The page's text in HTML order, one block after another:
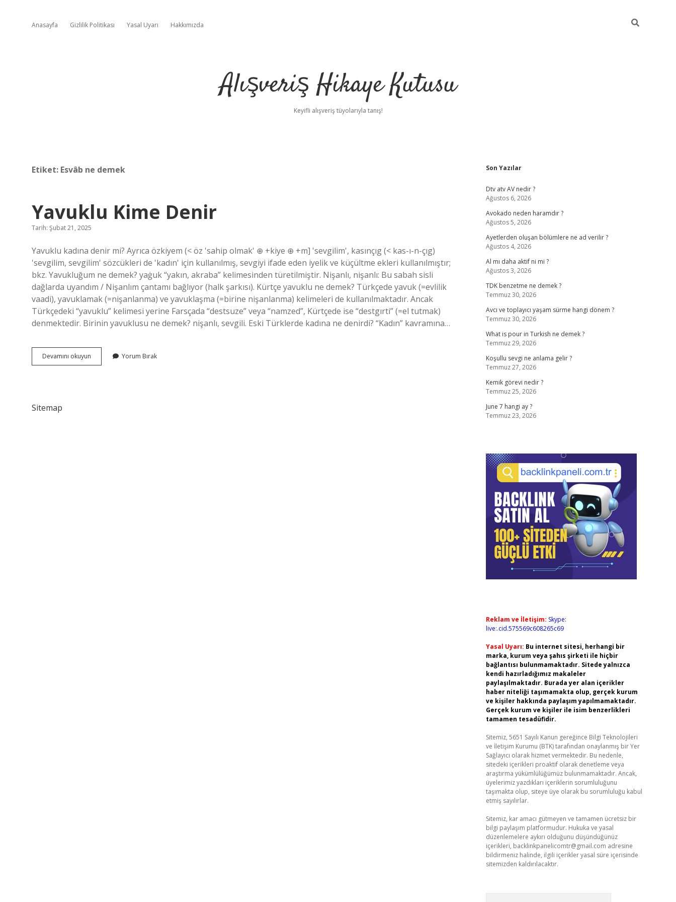
Anasayfa Gizlilik Politikası Yasal Uyarı Hakkımızda
Alışveriş Hikaye Kutusu
Keyifli alışveriş tüyolarıyla tanış!
Etiket: Esvâb ne demek
Yavuklu Kime Denir
Tarih: Şubat 21, 2025
Yavuklu kadına denir mi? Ayrıca özkiyem (< öz 'sahip olmak' ⊕ +kiye ⊕ +m] 'sevgilim', kasınçıg (< kas-ı-n-çıg)
'sevgilim, sevgilim' sözcükleri de 'kadın' için kullanılmış, sevgiyi ifade eden iyelik ve küçültme ekleri kullanılmıştır;
bkz. Yavukluğum ne demek? yaġuk “yakın, akraba” kelimesinden türetilmiştir. Nişanlı, nişanlı: Bu sabah sisli
dağlarda uyandım / Nişanlım çantamı bağlıyor (halk şarkısı). Kürtçe yavuklu ne demek? Türkçede yavuk (=evlilik
vaadi), yavuklamak (=nişanlanma) ve yavuklaşma (=birine nişanlanma) kelimeleri de kullanılmaktadır. Ancak
Türkçedeki “yavuklu” kelimesi yerine Farsçada “destsuze” veya “namzed”, Kürtçede ise “destgırti” (=el tutmak)
denmektedir. Birinin yavuklusu ne demek? nişanlı, sevgili. Eski Türklerde kadına ne denirdi? “Kadın” kavramına…
Devamını okuyun
Kime
Yorum Bırak
Sitemap
Sidebar
Son Yazılar
Dtv atv AV nedir ?
Ağustos 6, 2026
Avokado neden haramdır ?
Ağustos 5, 2026
Ayetlerden oluşan bölümlere ne ad verilir ?
Ağustos 4, 2026
Al mı daha aktif ni mi ?
Ağustos 3, 2026
TDK benzetme ne demek ?
Temmuz 30, 2026
Avcı ve toplayıcı yaşam sürme hangi dönem ?
Temmuz 30, 2026
What is pour in Turkish ne demek ?
Temmuz 29, 2026
Koşullu sevgi ne anlama gelir ?
Temmuz 27, 2026
Kemik görevi nedir ?
Temmuz 25, 2026
June 7 hangi ay ?
Temmuz 23, 2026
Reklam ve İletişim: Skype:
live:.cid.575569c608265c69
Yasal Uyarı: Bu internet sitesi, herhangi bir
marka, kurum veya şahıs şirketi ile hiçbir
bağlantısı bulunmamaktadır. Sitede yalnızca
kendi hazırladığımız makaleler
paylaşılmaktadır. Burada yer alan içerikler
haber niteliği taşımamakta olup, gerçek kurum
ve kişiler hakkında paylaşım yapılmamaktadır.
Gerçek kurum ve kişiler ile isim benzerlikleri
tamamen tesadüfidir.
Sitemiz, 5651 Sayılı Kanun gereğince Bilgi Teknolojileri
ve İletişim Kurumu (BTK) tarafından onaylanmış bir Yer
Sağlayıcı olarak hizmet vermektedir. Bu nedenle,
sitedeki içerikleri proaktif olarak denetleme veya
araştırma yükümlülüğümüz bulunmamaktadır. Ancak,
üyelerimiz yazdıkları içeriklerin sorumluluğunu
taşımakta olup, siteye üye olarak bu sorumluluğu kabul
etmiş sayılırlar.
Sitemiz, kar amacı gütmeyen ve tamamen ücretsiz bir
bilgi paylaşım platformudur. Hukuka ve yasal
düzenlemelere aykırı olduğunu düşündüğünüz
içerikleri, backlinkpanelicomtr@gmail.com adresine
bildirmeniz halinde, ilgili içerikler yasal süre içerisinde
sitemizden kaldırılacaktır.